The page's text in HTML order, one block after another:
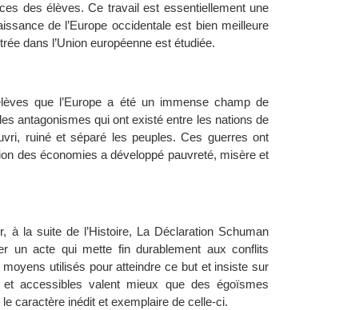
des élèves. Ce travail est essentiellement une
de l’Europe occidentale est bien meilleure
dans l’Union européenne est étudiée.
que l’Europe a été un immense champ de
antagonismes qui ont existé entre les nations de
ruiné et séparé les peuples. Ces guerres ont
des économies a développé pauvreté, misère et
à la suite de l’Histoire, La Déclaration Schuman
un acte qui mette fin durablement aux conflits
utilisés pour atteindre ce but et insiste sur
accessibles valent mieux que des égoïsmes
caractère inédit et exemplaire de celle-ci.